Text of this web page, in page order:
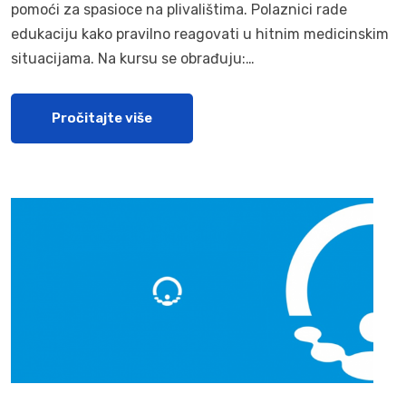
pomoći za spasioce na plivalištima. Polaznici rade
edukaciju kako pravilno reagovati u hitnim medicinskim
situacijama. Na kursu se obrađuju:…
Pročitajte više